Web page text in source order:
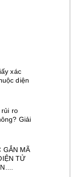
xác
diện
rủi ro
Giải
GẮN MÃ
TỬ